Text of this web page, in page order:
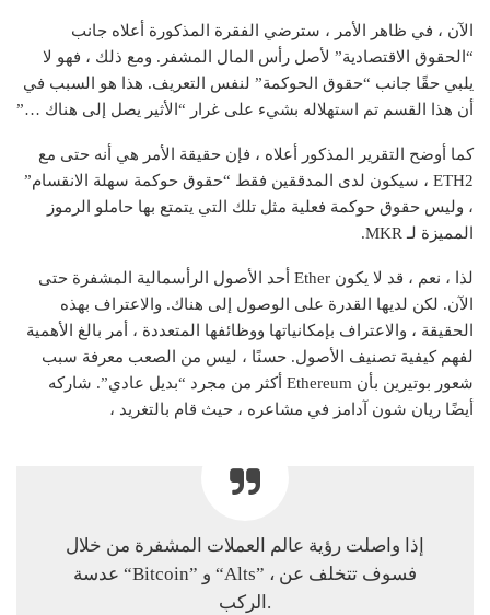
الآن ، في ظاهر الأمر ، سترضي الفقرة المذكورة أعلاه جانب
“الحقوق الاقتصادية” لأصل رأس المال المشفر. ومع ذلك ، فهو لا
يلبي حقًا جانب “حقوق الحوكمة” لنفس التعريف. هذا هو السبب في
أن هذا القسم تم استهلاله بشيء على غرار “الأثير يصل إلى هناك …”
كما أوضح التقرير المذكور أعلاه ، فإن حقيقة الأمر هي أنه حتى مع
ETH2 ، سيكون لدى المدققين فقط “حقوق حوكمة سهلة الانقسام”
، وليس حقوق حوكمة فعلية مثل تلك التي يتمتع بها حاملو الرموز
المميزة لـ MKR.
لذا ، نعم ، قد لا يكون Ether أحد الأصول الرأسمالية المشفرة حتى
الآن. لكن لديها القدرة على الوصول إلى هناك. والاعتراف بهذه
الحقيقة ، والاعتراف بإمكانياتها ووظائفها المتعددة ، أمر بالغ الأهمية
لفهم كيفية تصنيف الأصول. حسنًا ، ليس من الصعب معرفة سبب
شعور بوتيرين بأن Ethereum أكثر من مجرد “بديل عادي”. شاركه
أيضًا ريان شون آدامز في مشاعره ، حيث قام بالتغريد ،
إذا واصلت رؤية عالم العملات المشفرة من خلال
عدسة “Bitcoin” و “Alts” ، فسوف تتخلف عن
الركب.